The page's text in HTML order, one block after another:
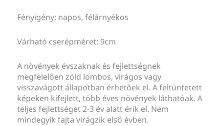
Fényigény: napos, félárnyékos
Várható cserépméret: 9cm
A növények évszaknak és fejlettségnek
megfelelően zöld lombos, virágos vagy
visszavágott állapotban érhetőek el. A feltüntetett
képeken kifejlett, több éves növények láthatóak. A
teljes fejlettséget 2-3 év alatt érik el. Nem
mindegyik fajta virágzik első évben.